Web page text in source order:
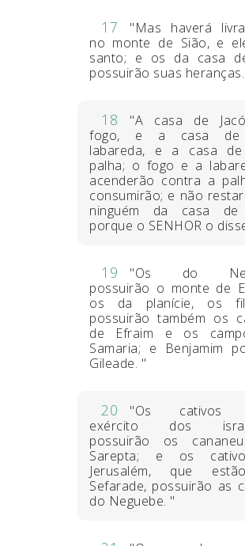
17
"Mas haverá
no monte de Sião, e
santo; e os da casa
possuirão suas
18
"A casa de
fogo, e a casa de
labareda, e a casa de
palha; o fogo e a
acenderão contra a
consumirão; e não
ninguém da casa de
porque o SENHOR o
19
"Os do
possuirão o monte de
os da planície, os
possuirão também os
de Efraim e os
Samaria; e Benjamim
Gileade. "
20
"Os cativos
exército dos
possuirão os
Sarepta; e os
Jerusalém, que
Sefarade, possuirão as
do Neguebe. "